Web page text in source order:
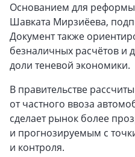
Основанием для реформы
Шавката Мирзиёева,
Документ также
безналичных расчётов и
доли теневой экономики.
В правительстве
от частного ввоза
сделает рынок более
и прогнозируемым с
и контроля.